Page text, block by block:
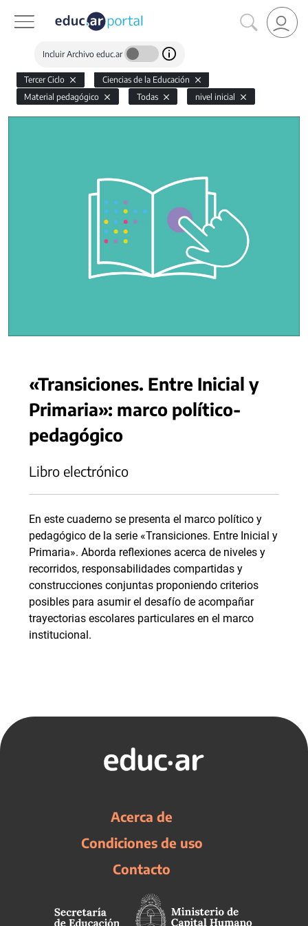
Incluir Archivo educ.ar
Tercer Ciclo
Ciencias de la Educación
Material pedagógico
Todas nivel inicial
«Transiciones. Entre Inicial y
Primaria»: marco político-
pedagógico
Libro electrónico
En este cuaderno se presenta el marco político y
pedagógico de la serie «Transiciones. Entre Inicial y
Primaria». Aborda reflexiones acerca de niveles y
recorridos, responsabilidades compartidas y
construcciones conjuntas proponiendo criterios
posibles para asumir el desafío de acompañar
trayectorias escolares particulares en el marco
institucional.
Acerca de
Condiciones de uso
Contacto